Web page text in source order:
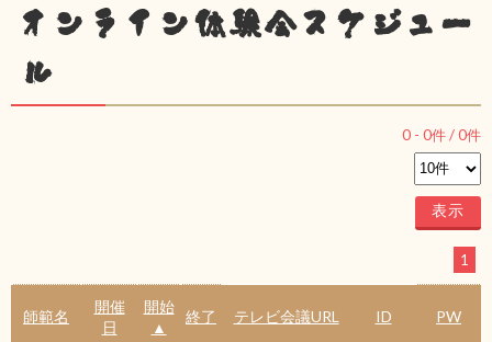
オンライン体験会スケジュー
ル
0 - 0件 /0件
1
師範名
開催
日
開始
▲
終了 テレビ会議URL ID PW